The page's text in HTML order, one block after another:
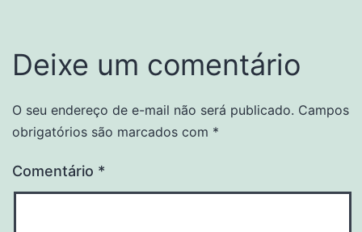
Deixe um comentário
O seu endereço de e-mail não será publicado. Campos
obrigatórios são marcados com *
Comentário *
Alternative: